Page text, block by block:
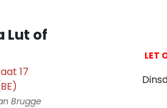
Lut of
17
Brugge
LET